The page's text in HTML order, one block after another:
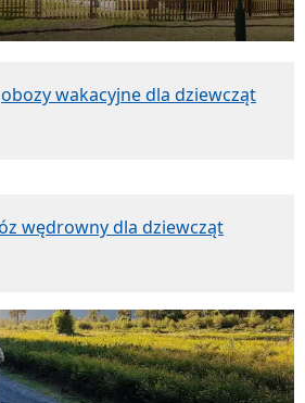
obozy wakacyjne dla dziewcząt
wędrowny dla dziewcząt